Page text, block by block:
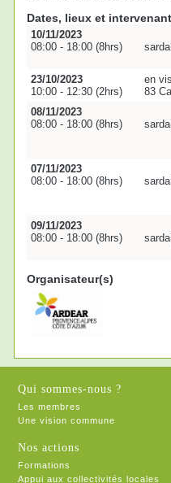
Dates, lieux et
10/11/2023
08:00 - 18:00 (8hrs)
23/10/2023
10:00 - 12:30 (2hrs)
en
83
08/11/2023
08:00 - 18:00 (8hrs)
07/11/2023
08:00 - 18:00 (8hrs)
09/11/2023
08:00 - 18:00 (8hrs)
Organisateur(s)
Qui sommes-nous ?
Les membres
Une vision commune
Nos actions
Formations
Appui aux collectivités locales